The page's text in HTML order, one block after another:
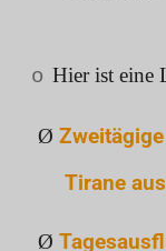
o Hier ist eine
Ø
Tirane aus
Ø